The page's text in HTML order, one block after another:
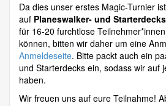
Da dies unser erstes Magic-Turnier
auf Planeswalker- und Starterdecks
für 16-20 furchtlose
können, bitten wir daher um eine
Anmeldeseite. Bitte packt auch ein
und Starterdecks ein, sodass wir auf
haben.
Wir freuen uns auf eure Teilnahme!